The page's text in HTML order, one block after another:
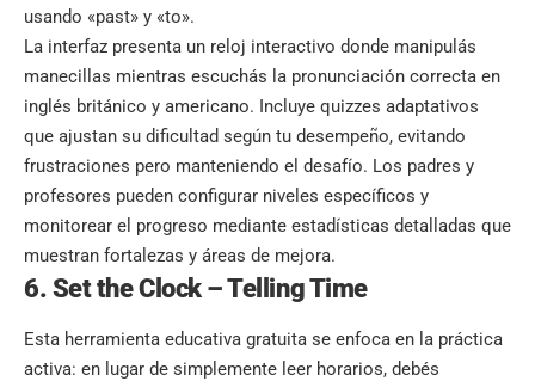
usando «past» y «to».
La interfaz presenta un reloj interactivo donde manipulás
manecillas mientras escuchás la pronunciación correcta en
inglés británico y americano. Incluye quizzes adaptativos
que ajustan su dificultad según tu desempeño, evitando
frustraciones pero manteniendo el desafío. Los padres y
profesores pueden configurar niveles específicos y
monitorear el progreso mediante estadísticas detalladas que
muestran fortalezas y áreas de mejora.
6. Set the Clock – Telling Time
Esta herramienta educativa gratuita se enfoca en la práctica
activa: en lugar de simplemente leer horarios, debés